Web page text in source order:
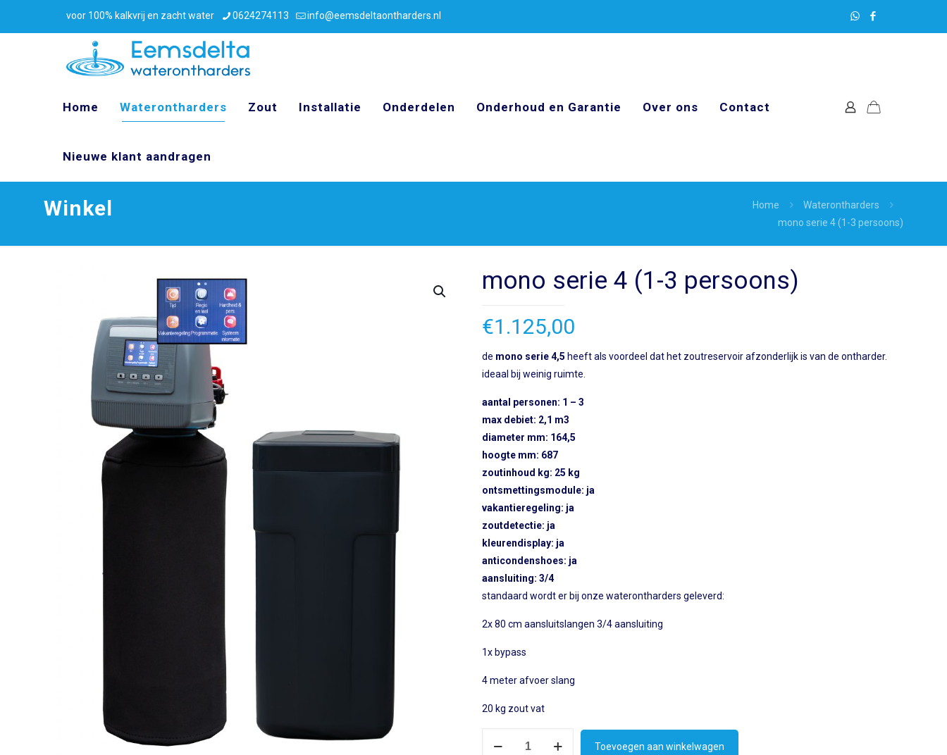
voor 100% kalkvrij en zacht water 0624274113 info@eemsdeltaontharders.nl
Home Waterontharders Zout Installatie Onderdelen Onderhoud en Garantie Over ons Contact
Nieuwe klant aandragen
Winkel Home
Waterontharders
mono serie 4 (1-3 persoons)
mono serie 4 (1-3 persoons)
€1.125,00
de mono serie 4,5 heeft als voordeel dat het zoutreservoir afzonderlijk is van de ontharder.
ideaal bij weinig ruimte.
aantal personen: 1 – 3
max debiet: 2,1 m3
diameter mm: 164,5
hoogte mm: 687
zoutinhoud kg: 25 kg
ontsmettingsmodule: ja
vakantieregeling: ja
zoutdetectie: ja
kleurendisplay: ja
anticondenshoes: ja
aansluiting: 3/4
standaard wordt er bij onze waterontharders geleverd:
2x 80 cm aansluitslangen 3/4 aansluiting
1x bypass
4 meter afvoer slang
20 kg zout vat
Toevoegen aan winkelwagen